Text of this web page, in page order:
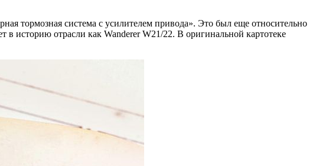
тормозная система с усилителем привода». Это был еще относительно
историю отрасли как Wanderer W21/22. В оригинальной картотеке